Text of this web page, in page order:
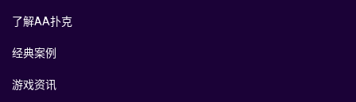
了解AA扑克
经典案例
游戏资讯